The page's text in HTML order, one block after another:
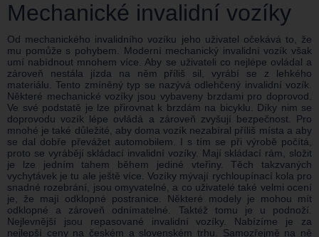
Mechanické invalidní vozíky
Od mechanického invalidního vozíku jeho uživatel očekává to, že
mu pomůže s pohybem. Moderní mechanický invalidní vozík však
umí nabídnout mnohem více. Aby se uživateli co nejlépe ovládal a
zároveň nestála jízda na něm příliš sil, vyrábí se z lehkého
materiálu. Tento zmíněný typ se nazývá odlehčený invalidní vozík.
Některé mechanické vozíky jsou vybaveny brzdami pro doprovod.
Ve své podstatě je lze přirovnat k brzdám na bicyklu. Díky nim se
doprovodu vozík lépe ovládá a zároveň zvyšují bezpečnost. Pro
mnohé je také důležité, aby doma vozík nezabíral příliš místa a aby
se dal dobře převážet automobilem. I s tím se při výrobě počítá,
proto se vyrábějí skládací invalidní vozíky. Mají skládací rám, složit
je lze jedním tahem během jediné vteřiny. Těch takzvaných
vychytávek je tu ale ještě více. Vozíky mývají rychloupínací kola pro
snadné rozebrání, jsou omyvatelné, a co uživatelé také velmi ocení
je, že mají odklopné postranice. Některé modely je mohou mít
odklopné a zároveň odnímatelné. Taktéž tomu je u podnoží.
Nejlevnější jsou repasované invalidní vozíky. Nabízíme je za
nejlepší ceny na českém a slovenském trhu. Samozřejmě na ně